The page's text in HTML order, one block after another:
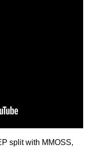
split with MMOSS,